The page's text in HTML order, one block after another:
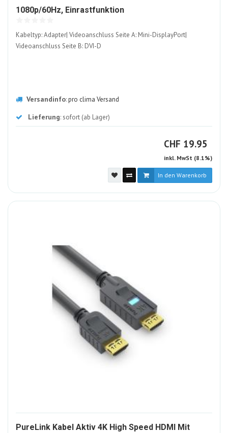
1080p/60Hz, Einrastfunktion977993-
Kabeltyp: Adapter| Videoanschluss Seite A: Mini-DisplayPort|
Videoanschluss Seite B: DVI-D
Versandinfo:pro clima Versand
Lieferung: sofort (ab Lager)
CHF CHF
19.95
inkl. MwSt (8.1%)
In den Warenkorb
PureLink Kabel Aktiv 4K High Speed HDMI Mit